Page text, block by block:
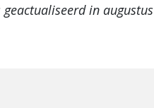
geactualiseerd in